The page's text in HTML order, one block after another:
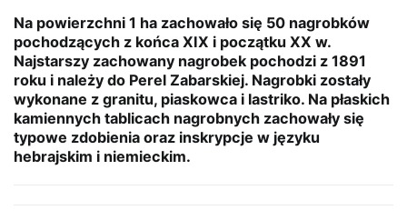
Na powierzchni 1 ha zachowało się 50 nagrobków
pochodzących z końca XIX i początku XX w.
Najstarszy zachowany nagrobek pochodzi z 1891
roku i należy do Perel Zabarskiej. Nagrobki zostały
wykonane z granitu, piaskowca i lastriko. Na płaskich
kamiennych tablicach nagrobnych zachowały się
typowe zdobienia oraz inskrypcje w języku
hebrajskim i niemieckim.